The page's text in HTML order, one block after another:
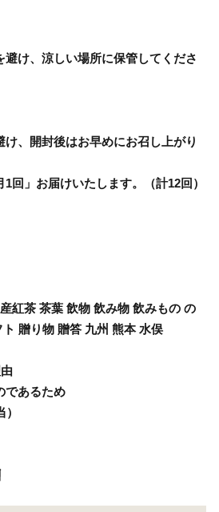
け、涼しい場所に保管してくださ
、開封後はお早めにお召し上がり
回」お届けいたします。（計12回）
紅茶 茶葉 飲物 飲み物 飲みもの の
贈り物 贈答 九州 熊本 水俣
であるため